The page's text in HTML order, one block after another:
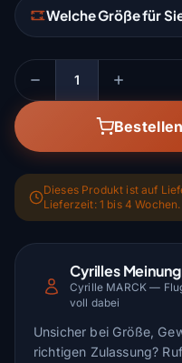
Welche Größe für
Menge
Dieses Produkt ist auf
Lieferzeit: 1 bis 4 Wochen.
Cyrilles Meinung
Cyrille MARCK —
voll dabei
Unsicher bei Größe,
richtigen Zulassung?